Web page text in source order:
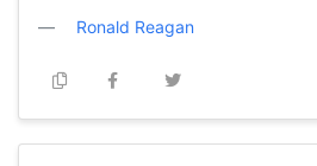
Ronald Reagan